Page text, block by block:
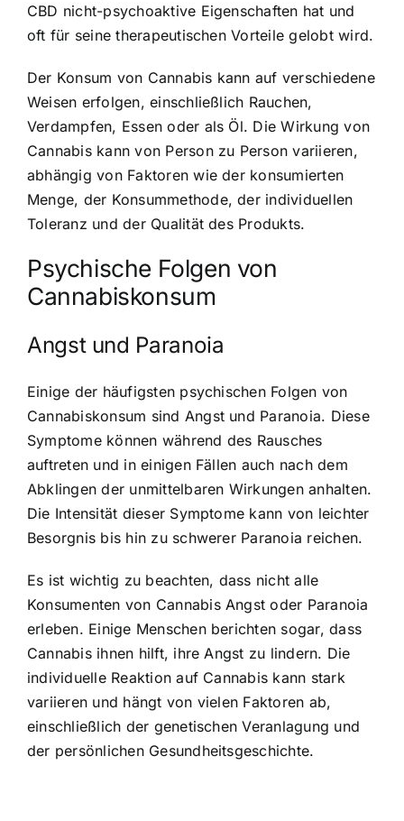
CBD nicht-psychoaktive Eigenschaften hat und
oft für seine therapeutischen Vorteile gelobt wird.
Der Konsum von Cannabis kann auf verschiedene
Weisen erfolgen, einschließlich Rauchen,
Verdampfen, Essen oder als Öl. DieWirkung von
Cannabiskann von Person zu Person variieren,
abhängig von Faktoren wie der konsumierten
Menge, der Konsummethode, der individuellen
Toleranz und der Qualität des Produkts.
Psychische Folgen von
Cannabiskonsum
Angst und Paranoia
Einige der häufigsten psychischen Folgen von
Cannabiskonsum sind Angst und Paranoia. Diese
Symptome können während des Rausches
auftreten und in einigen Fällen auch nach dem
Abklingen der unmittelbaren Wirkungen anhalten.
Die Intensität dieser Symptome kann von leichter
Besorgnis bis hin zu schwerer Paranoia reichen.
Es ist wichtig zu beachten, dass nicht alle
Konsumenten von Cannabis Angst oder Paranoia
erleben. Einige Menschen berichten sogar, dass
Cannabis ihnen hilft, ihre Angst zu lindern. Die
individuelle Reaktion auf Cannabis kann stark
variieren und hängt von vielen Faktoren ab,
einschließlich der genetischen Veranlagung und
der persönlichen Gesundheitsgeschichte.